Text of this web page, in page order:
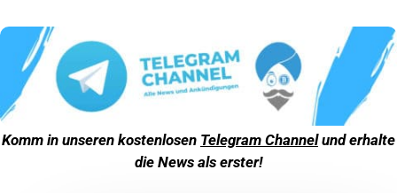
Komm in unseren kostenlosen Telegram Channelund erhalte
die News als erster!